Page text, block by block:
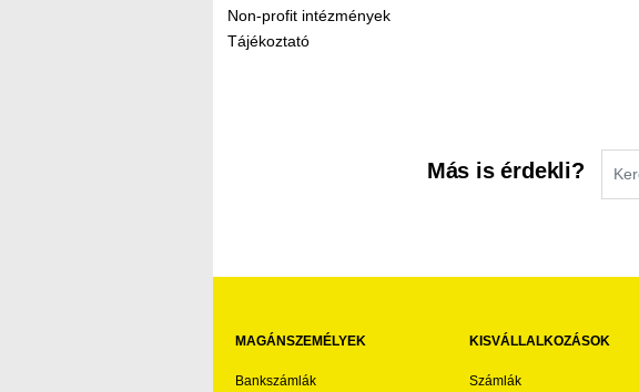
Non-profit intézmények
Tájékoztató
Más is érdekli?
MAGÁNSZEMÉLYEK
Bankszámlák
KISVÁLLALKOZÁSOK
Számlák